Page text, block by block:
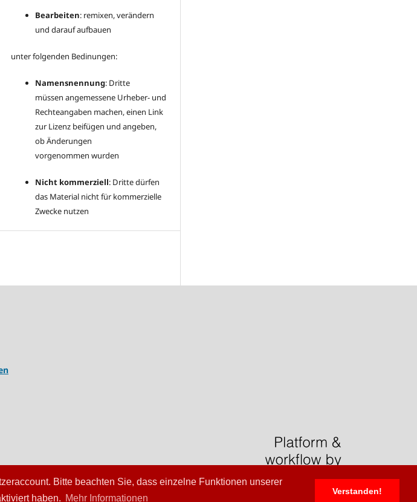
Bitte beachten Sie, dass einzelne Funktionen unserer
haben. Mehr Informationen
Verstanden!
Bearbeiten: remixen, verändern
und darauf aufbauen
unter folgenden Bedinungen:
Namensnennung: Dritte
müssen angemessene Urheber- und
Rechteangaben machen, einen Link
zur Lizenz beifügen und angeben,
ob Änderungen
vorgenommen wurden
Nicht kommerziell: Dritte dürfen
das Material nicht für kommerzielle
Zwecke nutzen